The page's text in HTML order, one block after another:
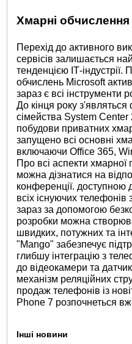
Хмарні обчислення
Перехід до активного
сервісів залишається
тенденцією ІТ-
обчислень Microsoft
зараз є всі інструменти
До кінця року з'являться
сімейства System
побудови приватних
запущено всі основні
включаючи Office 365,
Про всі аспекти
можна дізнатися на
конференції. доступною
всіх існуючих
зараз за допомогою
розробки можна
швидких, потужних та
"Mango" забезпечує
глибшу інтеграцію з
до відеокамери та
механізм реляційних
продаж телефонів із
Phone 7 розпочнеться
Інші новини